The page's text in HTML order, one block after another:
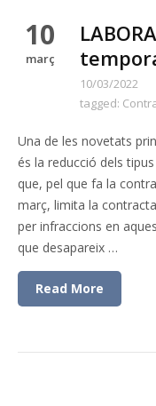
10
març
10/03/2022
tagged:
Una de les novetats
és la reducció dels
que, pel que fa la
març, limita la
per infraccions en
que desapareix …
Read More